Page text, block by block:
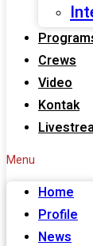
Crews
Video
Kontak
Menu
Home
Profile
News